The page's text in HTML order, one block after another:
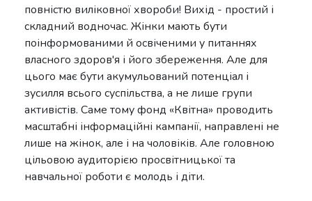
повністю виліковної хвороби! Вихід - простий і
складний водночас. Жінки мають бути
поінформованими й освіченими у питаннях
власного здоров'я і його збереження. Але для
цього має бути акумульований потенціал і
зусилля всього суспільства, а не лише групи
активістів. Саме тому фонд «Квітна» проводить
масштабні інформаційні кампанії, направлені не
лише на жінок, але і на чоловіків. Але головною
цільовою аудиторією просвітницької та
навчальної роботи є молодь і діти.